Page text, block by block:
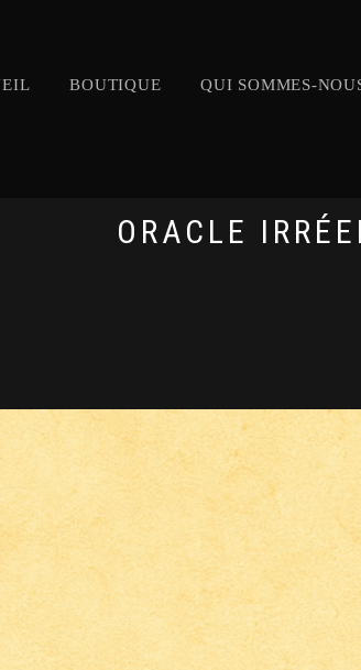
BOUTIQUE QUI SOMMES-
ORACLE